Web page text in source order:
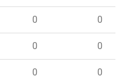
0 0
0 0
0 0